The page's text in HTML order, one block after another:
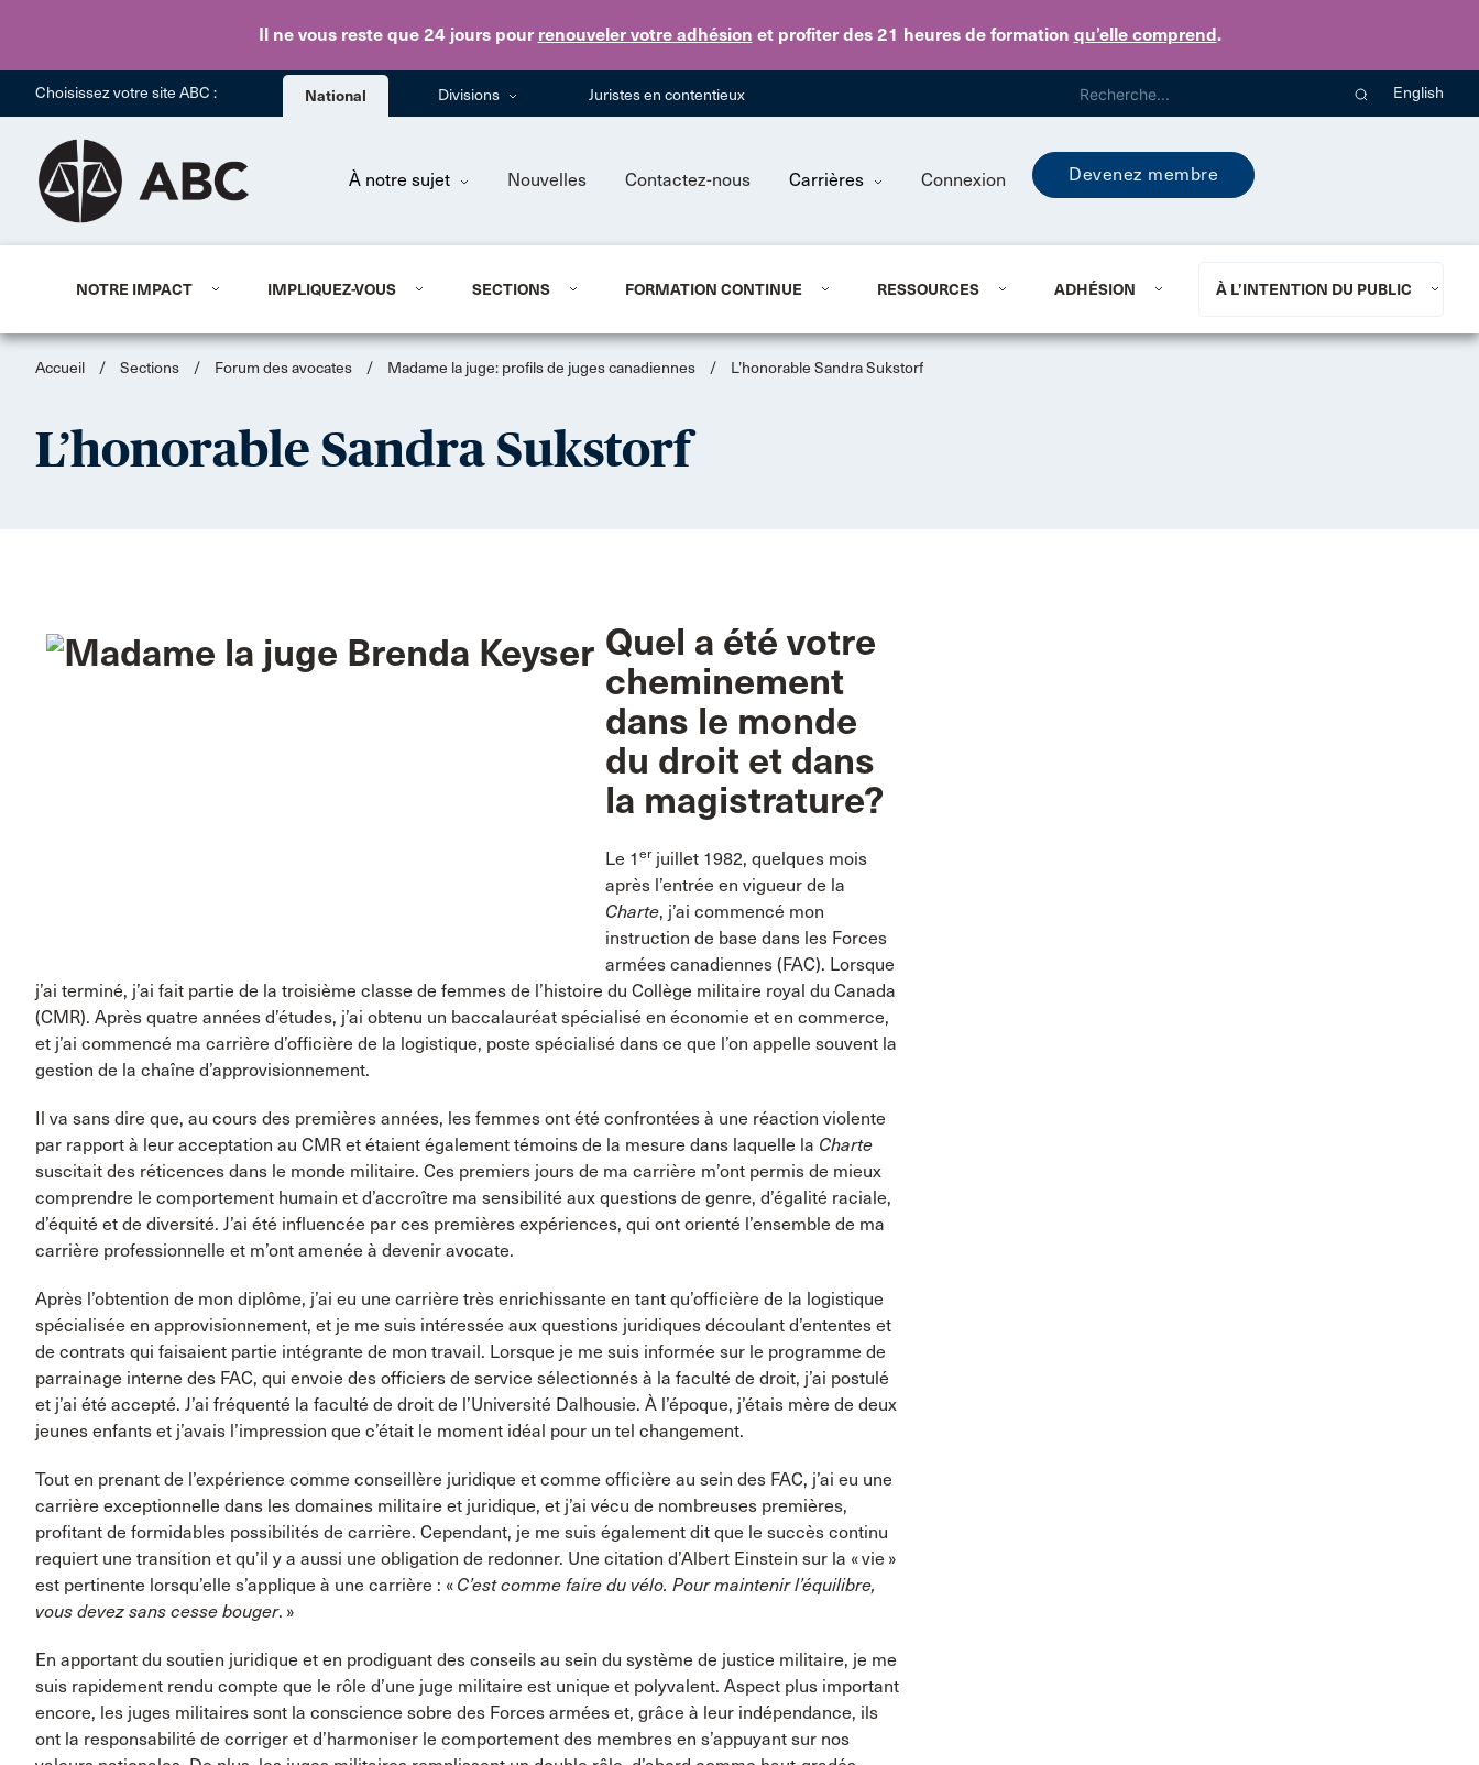
Il ne vous reste que 24 jourspour renouveler votre adhésion et profiter des 21 heures de formation qu’elle comprend.
Skip to main content
Choisissez votre site ABC : National Divisions Juristes en contentieux English
À notre sujet Nouvelles Contactez-nous Carrières Connexion Devenez membre
NOTRE IMPACT IMPLIQUEZ-VOUS SECTIONS FORMATION CONTINUE RESSOURCES ADHÉSION À L’INTENTION DU PUBLIC
Accueil / Sections / Forum des avocates / Madame la juge: profils de juges canadiennes / L’honorable Sandra Sukstorf
L’honorable Sandra Sukstorf
Quel a été votre
cheminement
dans le monde
du droit et dans
la magistrature?
Le 1 erjuillet 1982, quelques mois
après l’entrée en vigueur de la
Charte, j’ai commencé mon
instruction de base dans les Forces
armées canadiennes (FAC). Lorsque
j’ai terminé, j’ai fait partie de la troisième classe de femmes de l’histoire du Collège militaire royal du Canada
(CMR). Après quatre années d’études, j’ai obtenu un baccalauréat spécialisé en économie et en commerce,
et j’ai commencé ma carrière d’officière de la logistique, poste spécialisé dans ce que l’on appelle souvent la
gestion de la chaîne d’approvisionnement.
Il va sans dire que, au cours des premières années, les femmes ont été confrontées à une réaction violente
par rapport à leur acceptation au CMR et étaient également témoins de la mesure dans laquelle la Charte
suscitait des réticences dans le monde militaire. Ces premiers jours de ma carrière m’ont permis de mieux
comprendre le comportement humain et d’accroître ma sensibilité aux questions de genre, d’égalité raciale,
d’équité et de diversité. J’ai été influencée par ces premières expériences, qui ont orienté l’ensemble de ma
carrière professionnelle et m’ont amenée à devenir avocate.
Après l’obtention de mon diplôme, j’ai eu une carrière très enrichissante en tant qu’officière de la logistique
spécialisée en approvisionnement, et je me suis intéressée aux questions juridiques découlant d’ententes et
de contrats qui faisaient partie intégrante de mon travail. Lorsque je me suis informée sur le programme de
parrainage interne des FAC, qui envoie des officiers de service sélectionnés à la faculté de droit, j’ai postulé
et j’ai été accepté. J’ai fréquenté la faculté de droit de l’Université Dalhousie. À l’époque, j’étais mère de deux
jeunes enfants et j’avais l’impression que c’était le moment idéal pour un tel changement.
Tout en prenant de l’expérience comme conseillère juridique et comme officière au sein des FAC, j’ai eu une
carrière exceptionnelle dans les domaines militaire et juridique, et j’ai vécu de nombreuses premières,
profitant de formidables possibilités de carrière. Cependant, je me suis également dit que le succès continu
requiert une transition et qu’il y a aussi une obligation de redonner. Une citation d’Albert Einstein sur la « vie »
est pertinente lorsqu’elle s’applique à une carrière : « C’est comme faire du vélo. Pour maintenir l’équilibre,
vous devez sans cesse bouger. »
En apportant du soutien juridique et en prodiguant des conseils au sein du système de justice militaire, je me
suis rapidement rendu compte que le rôle d’une juge militaire est unique et polyvalent. Aspect plus important
encore, les juges militaires sont la conscience sobre des Forces armées et, grâce à leur indépendance, ils
ont la responsabilité de corriger et d’harmoniser le comportement des membres en s’appuyant sur nos